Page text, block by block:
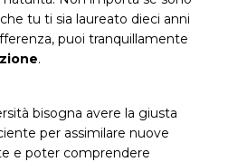
tu ti sia laureato dieci anni
puoi tranquillamente
.
bisogna avere la giusta
per assimilare nuove
e poter comprendere